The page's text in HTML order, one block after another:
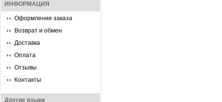
ИНФОРМАЦИЯ
Оформление заказа
Возврат и обмен
Доставка
Оплата
Отзывы
Контакты
Другие языки